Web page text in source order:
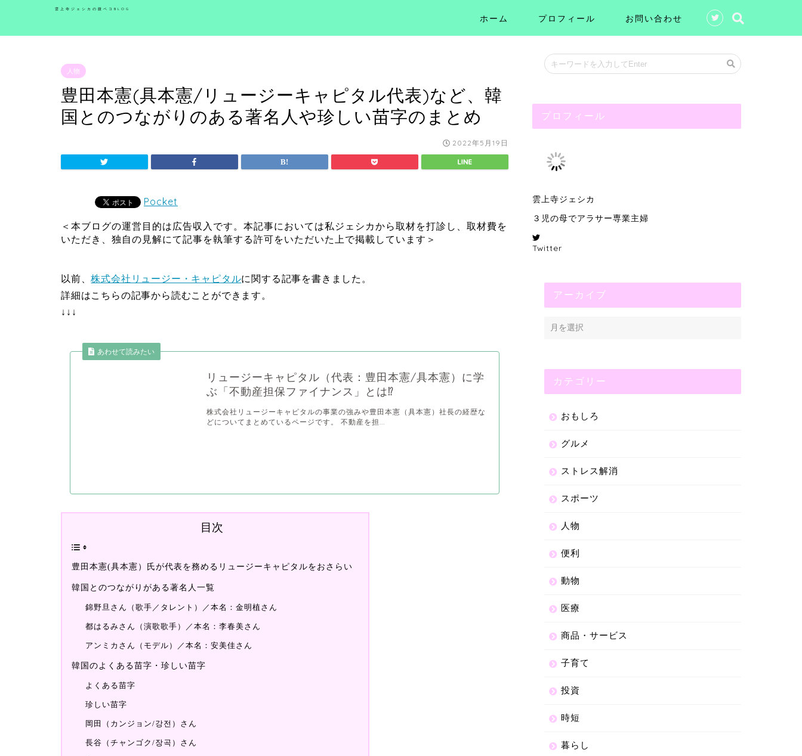
雲上寺ジェシカの腹ペコBLOG
ホーム プロフィール お問い合わせ
人物
豊田本憲(具本憲/リュージーキャピタル代表)など、韓
国とのつながりのある著名人や珍しい苗字のまとめ
2022年5月19日
Pocket
＜本ブログの運営目的は広告収入です。本記事においては私ジェシカから取材を打診し、取材費を
いただき、独自の見解にて記事を執筆する許可をいただいた上で掲載しています＞
以前、株式会社リュージー・キャピタルに関する記事を書きました。
詳細はこちらの記事から読むことができます。
↓↓↓
あわせて読みたい
リュージーキャピタル（代表：豊田本憲/具本憲）に学
ぶ「不動産担保ファイナンス」とは⁉️
株式会社リュージーキャピタルの事業の強みや豊田本憲（具本憲）社長の経歴な
どについてまとめているページです。 不動産を担...
目次
豊田本憲(具本憲）氏が代表を務めるリュージーキャピタルをおさらい
韓国とのつながりがある著名人一覧
錦野旦さん（歌手／タレント）／本名：金明植さん
都はるみさん（演歌歌手）／本名：李春美さん
アンミカさん（モデル）／本名：安美佳さん
韓国のよくある苗字・珍しい苗字
よくある苗字
珍しい苗字
岡田（カンジョン/강전）さん
長谷（チャンゴク/장곡）さん
プロフィール
雲上寺ジェシカ
３児の母でアラサー専業主婦
Twitter
アーカイブ
カテゴリー
おもしろ
グルメ
ストレス解消
スポーツ
人物
便利
動物
医療
商品・サービス
子育て
投資
時短
暮らし